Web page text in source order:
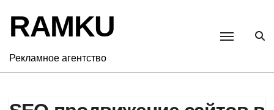
содержанию
RAMKU
Рекламное агентство